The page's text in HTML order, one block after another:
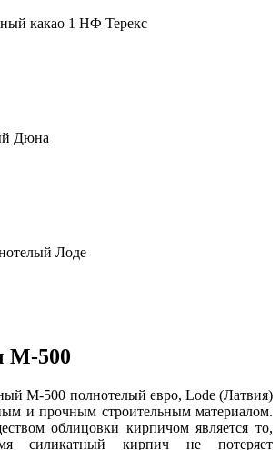
какао 1 НФ Терекс
Дюна
Лоде
М-500
М-500 полнотелый евро, Lode (Латвия)
и прочным строительным материалом.
облицовки кирпичом является то,
силикатный кирпич не потеряет